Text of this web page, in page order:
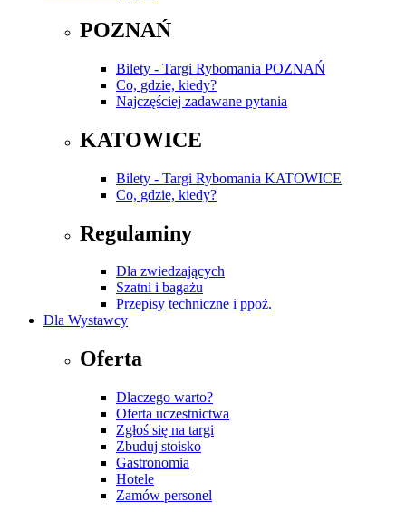
POZNAŃ
Bilety - Targi Rybomania POZNAŃ
Co, gdzie, kiedy?
Najczęściej zadawane pytania
KATOWICE
Bilety - Targi Rybomania KATOWICE
Co, gdzie, kiedy?
Regulaminy
Dla zwiedzających
Szatni i bagażu
Przepisy techniczne i ppoż.
Dla Wystawcy
Oferta
Dlaczego warto?
Oferta uczestnictwa
Zgłoś się na targi
Zbuduj stoisko
Gastronomia
Hotele
Zamów personel